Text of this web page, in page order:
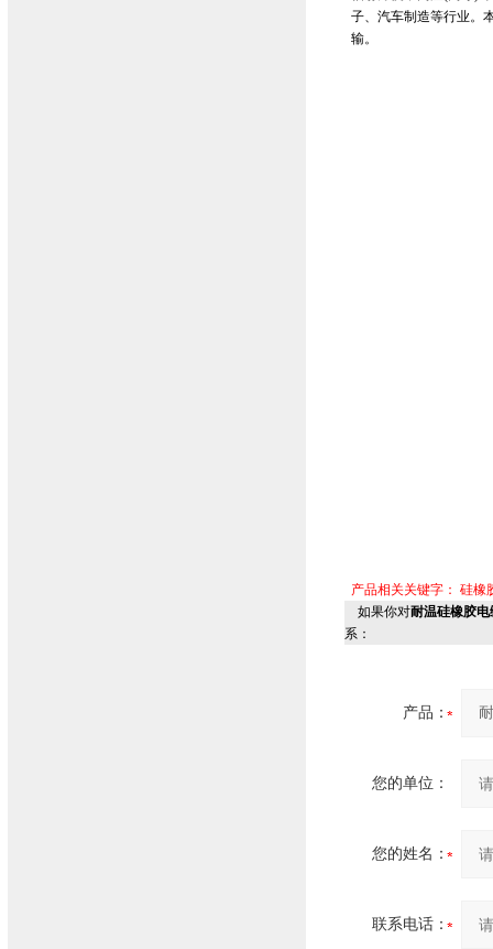
子、汽车制造等行业。
输。
产品相关关键字： 硅橡
如果你对耐温硅橡胶电
系：
产品：
您的单位：
您的姓名：
联系电话：